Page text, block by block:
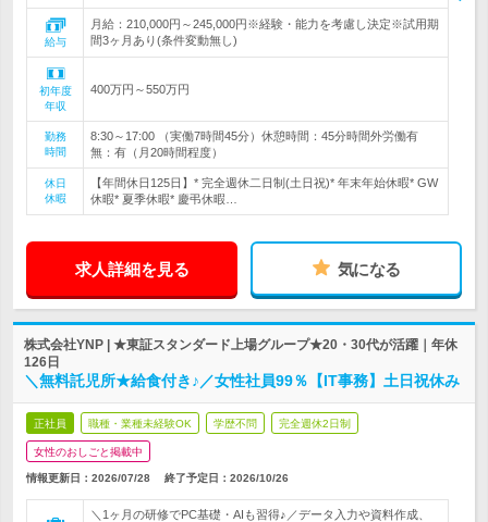
給与
月給：210,000円～245,000円※経験・能力を考慮し決定※試用期
間3ヶ月あり(条件変動無し)
初年度
年収
400万円～550万円
勤務
時間
8:30～17:00 （実働7時間45分）休憩時間：45分時間外労働有
無：有（月20時間程度）
休日
休暇
【年間休日125日】* 完全週休二日制(土日祝)* 年末年始休暇* GW
休暇* 夏季休暇* 慶弔休暇…
求人詳細を見る 気になる
株式会社YNP | ★東証スタンダード上場グループ★20・30代が活躍｜年休
126日
＼無料託児所★給食付き♪／女性社員99％【IT事務】土日祝休み
正社員 職種・業種未経験OK 学歴不問 完全週休2日制
女性のおしごと掲載中
情報更新日：2026/07/28 終了予定日： 2026/10/26
＼1ヶ月の研修でPC基礎・AIも習得♪／データ入力や資料作成、